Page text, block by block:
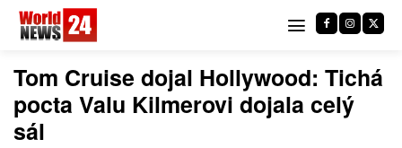
Tom Cruise dojal Hollywood: Tichá
pocta Valu Kilmerovi dojala celý
sál